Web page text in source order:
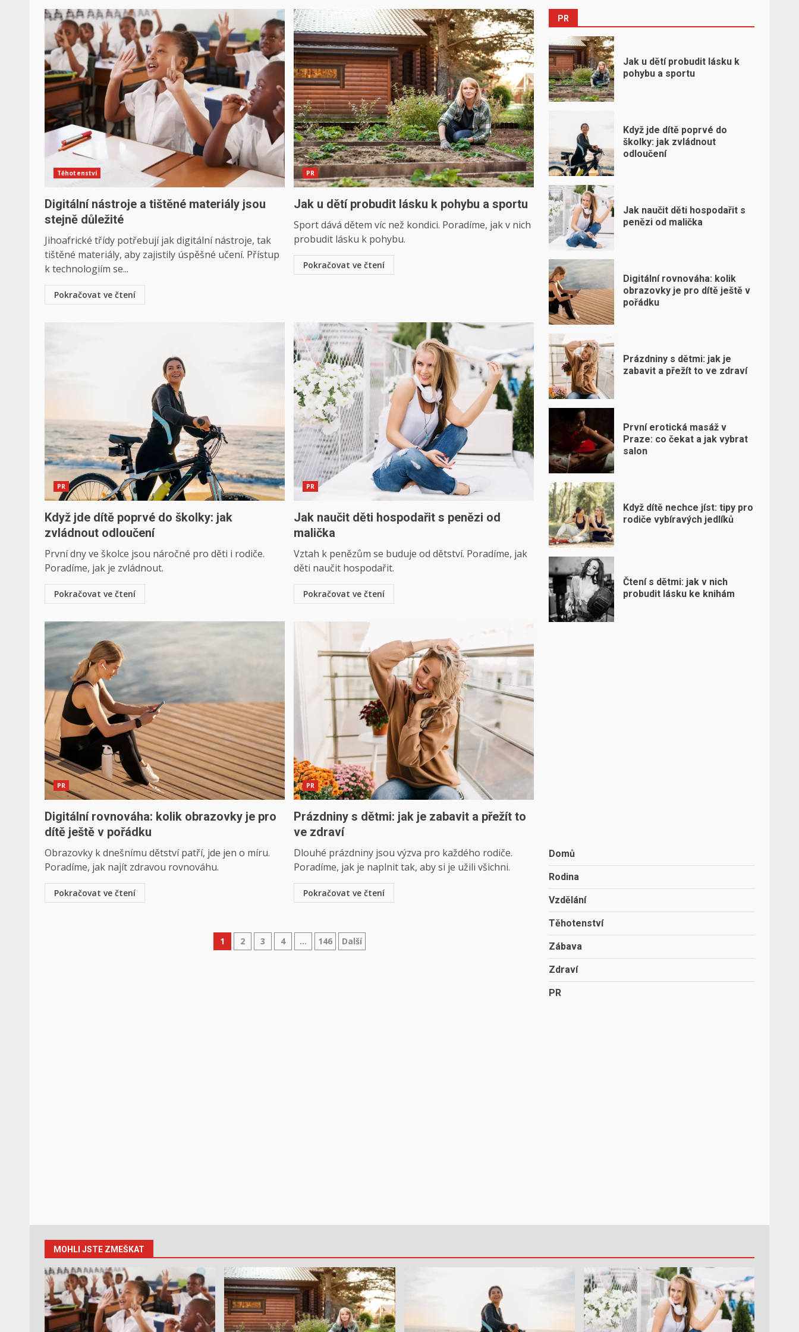
Těhotenství
Digitální nástroje a tištěné materiály jsou
stejně důležité
Jihoafrické třídy potřebují jak digitální nástroje, tak
tištěné materiály, aby zajistily úspěšné učení. Přístup
k technologiím se...
Pokračovat ve čtení
PR
Jak u dětí probudit lásku k pohybu a sportu
Sport dává dětem víc než kondici. Poradíme, jak v nich
probudit lásku k pohybu.
Pokračovat ve čtení
PR
Když jde dítě poprvé do školky: jak
zvládnout odloučení
První dny ve školce jsou náročné pro děti i rodiče.
Poradíme, jak je zvládnout.
Pokračovat ve čtení
PR
Jak naučit děti hospodařit s penězi od
malička
Vztah k penězům se buduje od dětství. Poradíme, jak
děti naučit hospodařit.
Pokračovat ve čtení
PR
Digitální rovnováha: kolik obrazovky je pro
dítě ještě v pořádku
Obrazovky k dnešnímu dětství patří, jde jen o míru.
Poradíme, jak najít zdravou rovnováhu.
Pokračovat ve čtení
PR
Prázdniny s dětmi: jak je zabavit a přežít to
ve zdraví
Dlouhé prázdniny jsou výzva pro každého rodiče.
Poradíme, jak je naplnit tak, aby si je užili všichni.
Pokračovat ve čtení
Stránkování
1 2 3 4 … 146 Další
PR
Jak u dětí probudit lásku k
pohybu a sportu
Když jde dítě poprvé do
školky: jak zvládnout
odloučení
Jak naučit děti hospodařit s
penězi od malička
Digitální rovnováha: kolik
obrazovky je pro dítě ještě v
pořádku
Prázdniny s dětmi: jak je
zabavit a přežít to ve zdraví
První erotická masáž v
Praze: co čekat a jak vybrat
salon
Když dítě nechce jíst: tipy pro
rodiče vybíravých jedlíků
Čtení s dětmi: jak v nich
probudit lásku ke knihám
Domů
Rodina
Vzdělání
Těhotenství
Zábava
Zdraví
PR
MOHLI JSTE ZMEŠKAT